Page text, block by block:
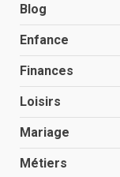
Blog
Enfance
Finances
Loisirs
Mariage
Métiers